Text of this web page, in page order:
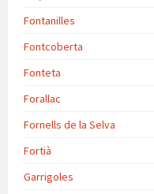
Fontanilles
Fontcoberta
Fonteta
Forallac
Fornells de la Selva
Fortià
Garrigoles